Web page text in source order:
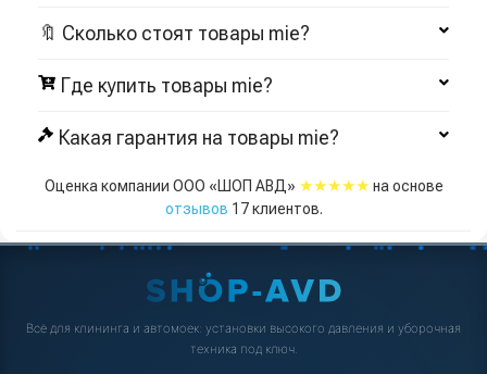
🔖 Сколько стоят товары mie?
Где купить товары mie?
Какая гарантия на товары mie?
Оценка компании ООО «ШОП АВД» ★★★★★ на основе
отзывов 17клиентов.
Всё для клининга и автомоек: установки высокого давления и уборочная
техника под ключ.